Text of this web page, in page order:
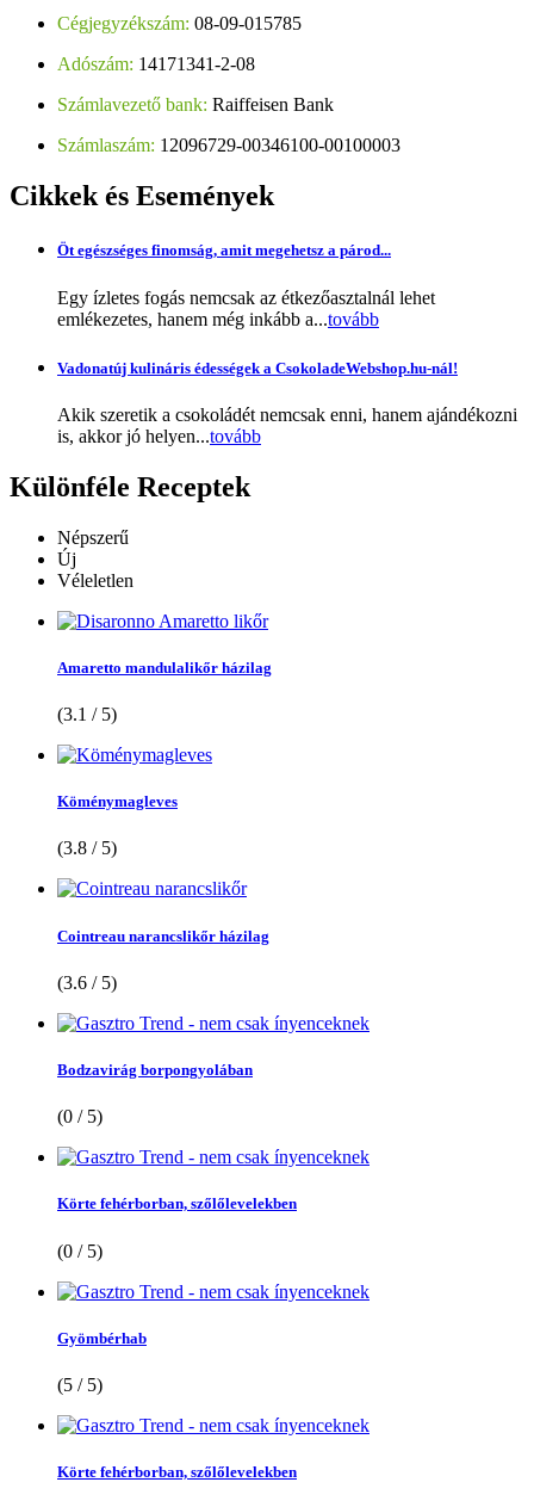
Cégjegyzékszám: 08-09-015785
Adószám: 14171341-2-08
Számlavezető bank: Raiffeisen Bank
Számlaszám: 12096729-00346100-00100003
Cikkekés Események
Öt egészséges finomság, amit megehetsz a párod...
Egy ízletes fogás nemcsak az étkezőasztalnál lehet
emlékezetes, hanem még inkább a...tovább
Vadonatúj kulináris édességek a CsokoladeWebshop.hu-nál!
Akik szeretik a csokoládét nemcsak enni, hanem ajándékozni
is, akkor jó helyen...tovább
Különféle Receptek
Népszerű
Új
Véleletlen
Amaretto mandulalikőr házilag
(3.1 / 5)
Köménymagleves
(3.8 / 5)
Cointreau narancslikőr házilag
(3.6 / 5)
Bodzavirág borpongyolában
(0 / 5)
Körte fehérborban, szőlőlevelekben
(0 / 5)
Gyömbérhab
(5 / 5)
Körte fehérborban, szőlőlevelekben